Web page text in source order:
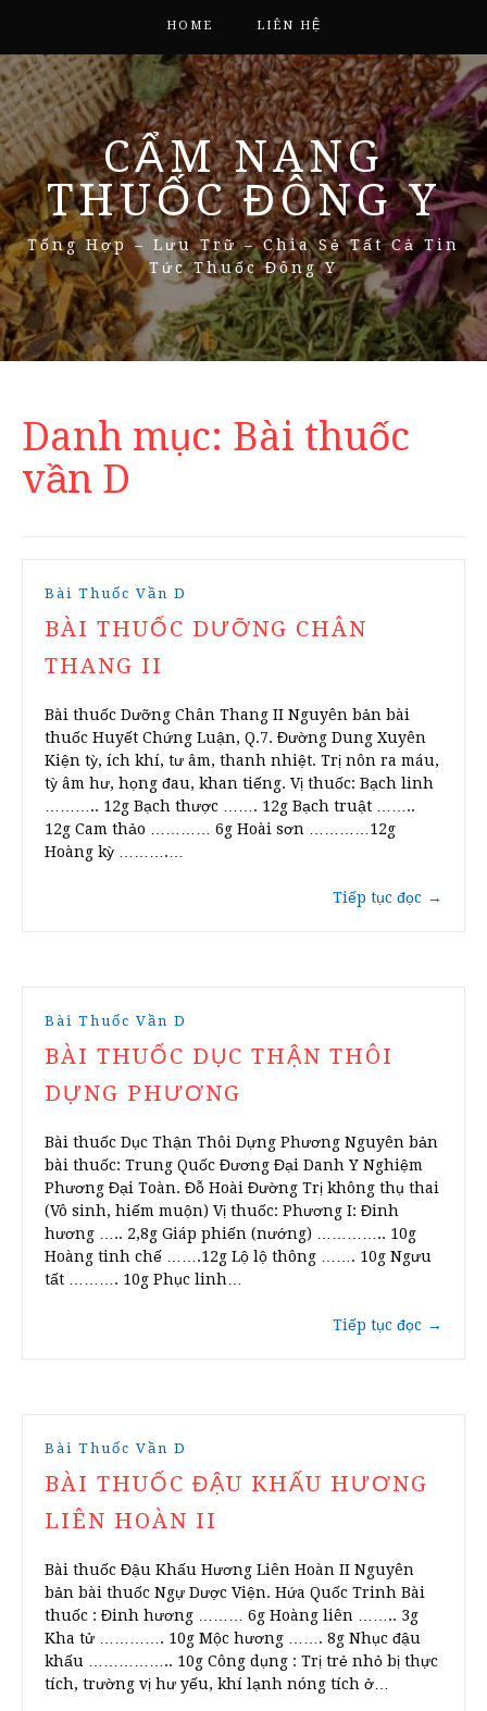
HOME LIÊN HỆ
CẨM NANG
THUỐC ĐÔNG Y
Tổng Hợp – Lưu Trữ – Chia Sẻ Tất Cả Tin
Tức Thuốc Đông Y
Danh mục: Bài thuốc
vần D
Bài Thuốc Vần D
BÀI THUỐC DƯỠNG CHÂN
THANG II
Bài thuốc Dưỡng Chân Thang II Nguyên bản bài
thuốc Huyết Chứng Luận, Q.7. Đường Dung Xuyên
Kiện tỳ, ích khí, tư âm, thanh nhiệt. Trị nôn ra máu,
tỳ âm hư, họng đau, khan tiếng. Vị thuốc: Bạch linh
……….. 12g Bạch thược ……. 12g Bạch truật ……..
12g Cam thảo ………… 6g Hoài sơn …………12g
Hoàng kỳ ……….…
Tiếp tục đọc →
Bài Thuốc Vần D
BÀI THUỐC DỤC THẬN THÔI
DỰNG PHƯƠNG
Bài thuốc Dục Thận Thôi Dựng Phương Nguyên bản
bài thuốc: Trung Quốc Đương Đại Danh Y Nghiệm
Phương Đại Toàn. Đỗ Hoài Đường Trị không thụ thai
(Vô sinh, hiếm muộn) Vị thuốc: Phương I: Đinh
hương ….. 2,8g Giáp phiến (nướng) ………….. 10g
Hoàng tinh chế …….12g Lộ lộ thông ……. 10g Ngưu
tất ………. 10g Phục linh…
Tiếp tục đọc →
Bài Thuốc Vần D
BÀI THUỐC ĐẬU KHẤU HƯƠNG
LIÊN HOÀN II
Bài thuốc Đậu Khấu Hương Liên Hoàn II Nguyên
bản bài thuốc Ngự Dược Viện. Hứa Quốc Trinh Bài
thuốc : Đinh hương ……… 6g Hoàng liên …….. 3g
Kha tử …………. 10g Mộc hương ……. 8g Nhục đậu
khấu …………….. 10g Công dụng : Trị trẻ nhỏ bị thực
tích, trường vị hư yếu, khí lạnh nóng tích ở…